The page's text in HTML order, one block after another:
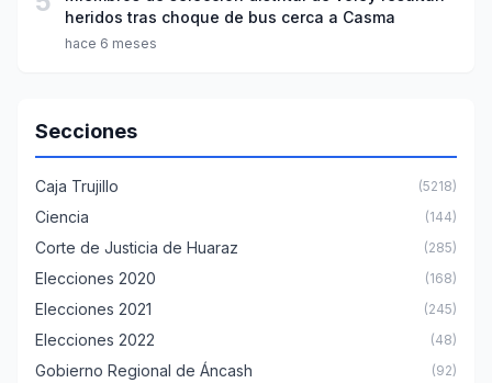
heridos tras choque de bus cerca a Casma
hace 6 meses
Secciones
Caja Trujillo (5218)
Ciencia (144)
Corte de Justicia de Huaraz (285)
Elecciones 2020 (168)
Elecciones 2021 (245)
Elecciones 2022 (48)
Gobierno Regional de Áncash (92)